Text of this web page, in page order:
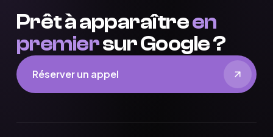
Prêt à apparaîtreen
premiersur Google ?
Réserver un appel